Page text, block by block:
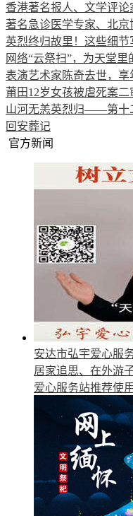
香港著名报人、文学评
著名急诊医学专家、北
英烈终归故里！这些细节
网络“云祭扫”，为天堂
表演艺术家陈奇去世，享
莆田12岁女孩被虐死案
山河无恙英烈归——第十
回安葬记
官方新闻
安达市弘宇爱心服
居家追思、在外游
爱心服务站推荐使